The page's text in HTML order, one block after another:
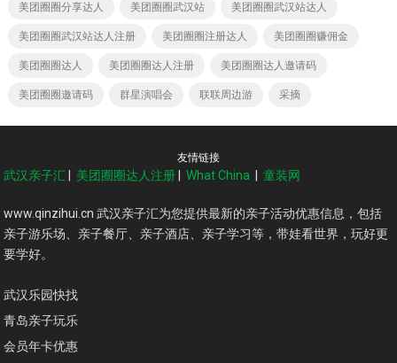
美团圈圈分享达人 美团圈圈武汉站 美团圈圈武汉站达人
美团圈圈武汉站达人注册 美团圈圈注册达人 美团圈圈赚佣金
美团圈圈达人 美团圈圈达人注册 美团圈圈达人邀请码
美团圈圈邀请码 群星演唱会 联联周边游 采摘
友情链接
武汉亲子汇 美团圈圈达人注册 |What China |童装网
www.qinzihui.cn 武汉亲子汇为您提供最新的亲子活动优惠信息，包括
亲子游乐场、亲子餐厅、亲子酒店、亲子学习等，带娃看世界，玩好更
要学好。
武汉乐园快找
青岛亲子玩乐
会员年卡优惠